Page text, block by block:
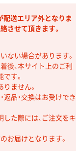
配送エリア外となりま
させて頂きます。
ない場合があります。
後、本サイト上のご利
す。
ません。
返品・交換はお受けでき
た際には、ご注文をキ
お届けとなります。